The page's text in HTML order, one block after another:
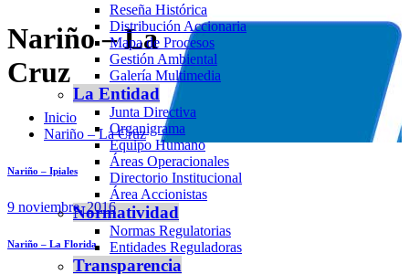
Reseña Histórica
Distribución Accionaria
Mapa de Procesos
Gestión Ambiental
Galería Multimedia
La Entidad
Junta Directiva
Organigrama
Equipo Humano
Áreas Operacionales
Directorio Institucional
Área Accionistas
Normatividad
Normas Regulatorias
Entidades Reguladoras
Transparencia
Nariño – La
Cruz
Inicio
Nariño – La Cruz
Nariño – Ipiales
9 noviembre, 2016
Nariño – La Florida